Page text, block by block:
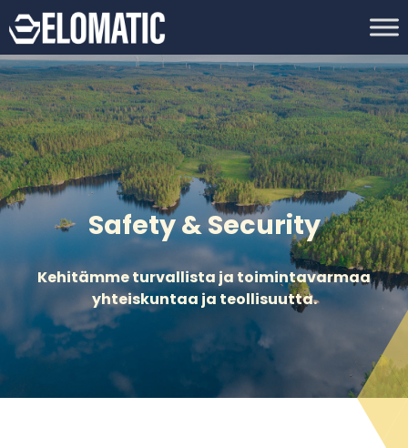
Safety & Security
Kehitämme turvallista ja toimintavarmaa
yhteiskuntaa ja teollisuutta.